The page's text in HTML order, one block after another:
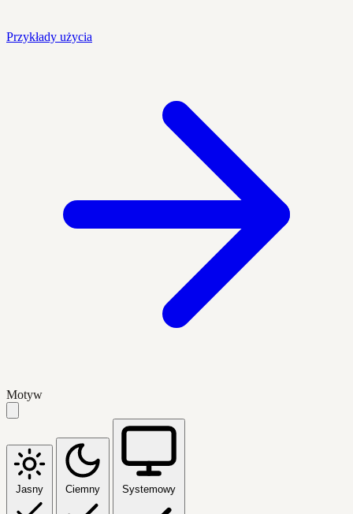
Przykłady użycia
Motyw
Jasny Ciemny Systemowy